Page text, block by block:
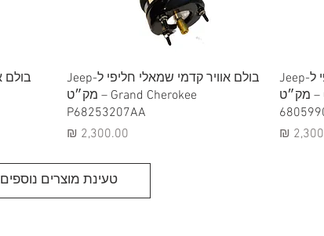
בולם אוויר קדמי ימני חליפי ל-Jeep
Grand Cherokee – מק״ט
תצוגה מהירה
בולם אוויר קדמי שמאלי חליפי ל-Jeep
Grand Cherokee – מק״ט
P68253207AA
מחיר
טעינת מוצרים נוספים